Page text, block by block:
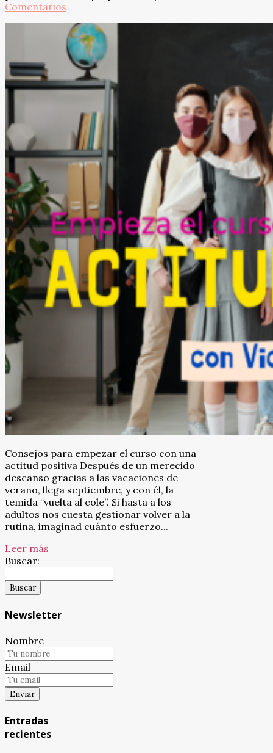
Comentarios
Consejos para empezar el curso con una
actitud positiva Después de un merecido
descanso gracias a las vacaciones de
verano, llega septiembre, y con él, la
temida “vuelta al cole”. Si hasta a los
adultos nos cuesta gestionar volver a la
rutina, imaginad cuánto esfuerzo...
Leer más
Buscar:
Newsletter
Nombre
Email
Entradas
recientes